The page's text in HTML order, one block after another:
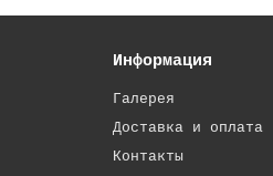
Информация
Галерея
Доставка и оплата
Контакты